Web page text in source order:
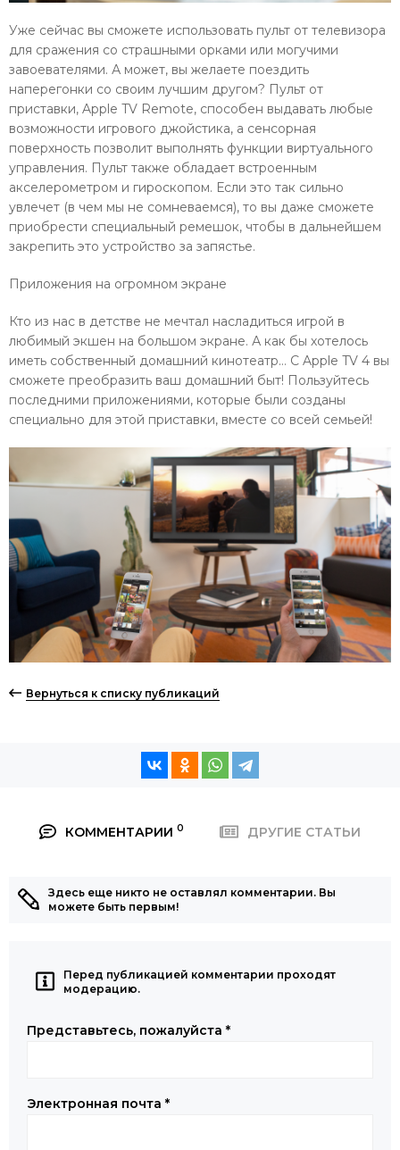
Уже сейчас вы сможете использовать пульт от телевизора
для сражения со страшными орками или могучими
завоевателями. А может, вы желаете поездить
наперегонки со своим лучшим другом? Пульт от
приставки, Apple TV Remote, способен выдавать любые
возможности игрового джойстика, а сенсорная
поверхность позволит выполнять функции виртуального
управления. Пульт также обладает встроенным
акселерометром и гироскопом. Если это так сильно
увлечет (в чем мы не сомневаемся), то вы даже сможете
приобрести специальный ремешок, чтобы в дальнейшем
закрепить это устройство за запястье.
Приложения на огромном экране
Кто из нас в детстве не мечтал насладиться игрой в
любимый экшен на большом экране. А как бы хотелось
иметь собственный домашний кинотеатр… С Apple TV 4 вы
сможете преобразить ваш домашний быт! Пользуйтесь
последними приложениями, которые были созданы
специально для этой приставки, вместе со всей семьей!
Вернуться к списку публикаций
КОММЕНТАРИИ 0 ДРУГИЕ СТАТЬИ
Здесь еще никто не оставлял комментарии. Вы
можете быть первым!
Перед публикацией комментарии проходят
модерацию.
Представьтесь, пожалуйста *
Электронная почта *